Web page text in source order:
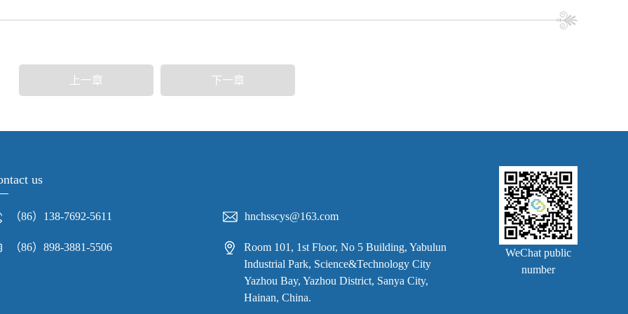
上一章 下一章
us
（86）138-7692-5611 hnchsscys@163.com
（86）898-3881-5506
Room 101, 1st Floor, No 5 Building, Yabulun
Industrial Park, Science&Technology City
Yazhou Bay, Yazhou District, Sanya City,
Hainan, China.
WeChat public
number